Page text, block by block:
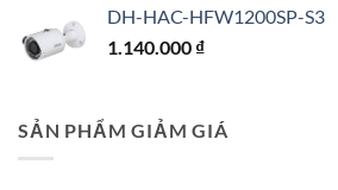
DH-HAC-HFW1200SP-S3
1.140.000 ₫
SẢN PHẨM GIẢM GIÁ